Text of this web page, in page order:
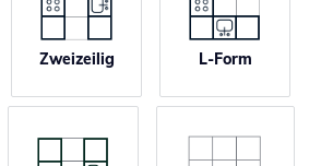
Zweizeilig L-Form